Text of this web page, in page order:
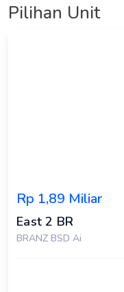
Pilihan Unit
Rp 1,89 Miliar
East 2 BR
BRANZ BSD Ai